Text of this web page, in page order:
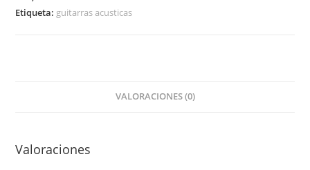
118
cantidad
Etiqueta: guitarras acusticas
VALORACIONES (0)
Valoraciones